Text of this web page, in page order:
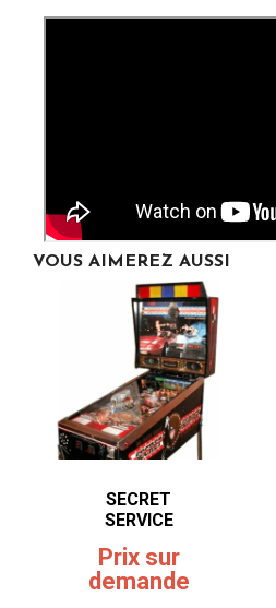
VOUS AIMEREZ AUSSI
SECRET
SERVICE
Prix sur
demande